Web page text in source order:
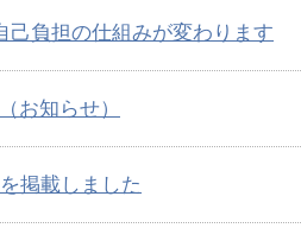
己負担の仕組みが変わります
お知らせ）
掲載しました